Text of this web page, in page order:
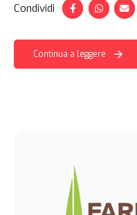
Condividi
Continua a leggere